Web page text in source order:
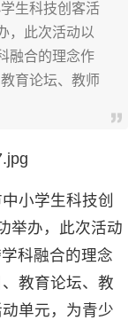
生科技创客活
，此次活动以
融合的理念作
育论坛、教师
小学生科技创
举办，此次活动
科融合的理念
教育论坛、教
单元，为青少